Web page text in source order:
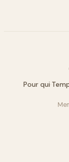
Pour qui·